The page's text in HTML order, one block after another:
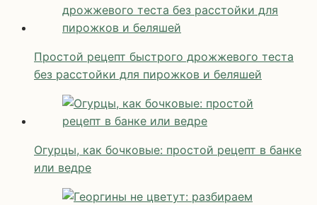
Простой рецепт быстрого дрожжевого теста
без расстойки для пирожков и беляшей
Огурцы, как бочковые: простой рецепт в банке
или ведре